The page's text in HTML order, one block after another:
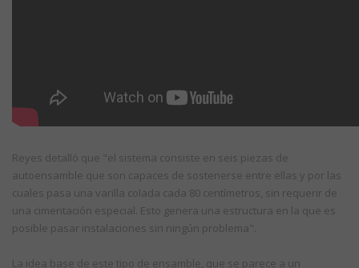
Reyes detalló que "el sistema consiste en seis piezas de
autoensamble que son capaces de sostenerse entre ellas y por las
cuales pasa una varilla colada cada 80 centímetros, sin requerir de
una cimentación especial. Esto genera una estructura en la que es
posible pasar instalaciones sin ningún problema".
La idea base de este tipo de ensamble, que se parece a un